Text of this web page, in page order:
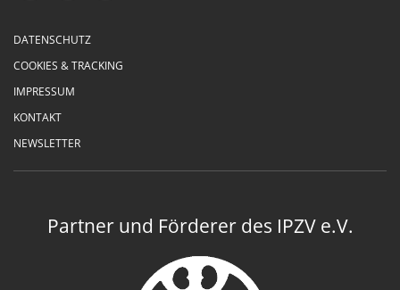
DATENSCHUTZ
COOKIES & TRACKING
IMPRESSUM
KONTAKT
NEWSLETTER
Partner und Förderer des IPZV e.V.